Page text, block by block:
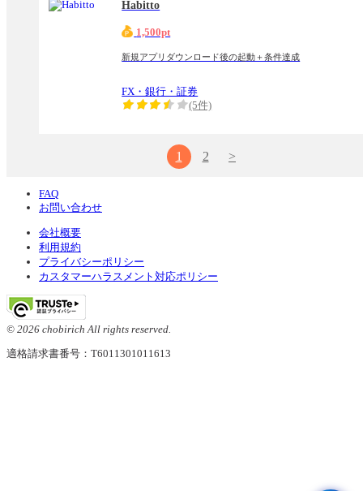
Habitto
1,500pt
新規アプリダウンロード後の起動＋条件達成
FX・銀行・証券
(5件)
1 2 >
FAQ
お問い合わせ
会社概要
利用規約
プライバシーポリシー
カスタマーハラスメント対応ポリシー
© 2026 chobirich All rights reserved.
適格請求書番号：T6011301011613